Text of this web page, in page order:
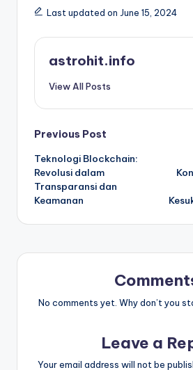
Last updated on June 15, 2024
astrohit.info
View All Posts
Post
navigation
Previous Post
Teknologi Blockchain:
Revolusi dalam
Transparansi dan
Keamanan
No comments yet. Why don’t you
Leave a
Your email address will not be